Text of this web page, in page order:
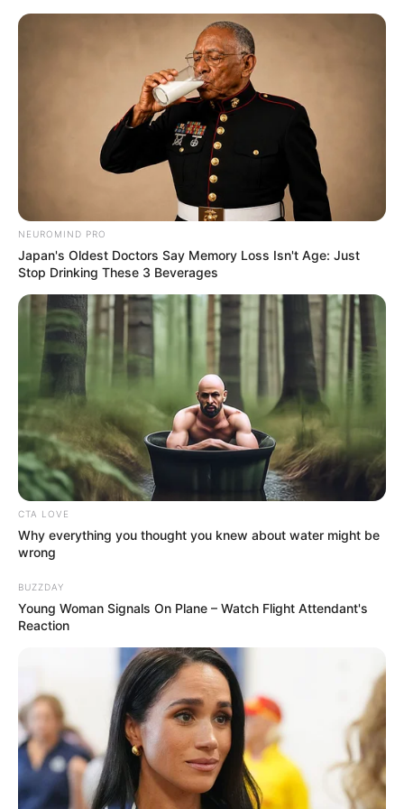
Lembrancinha Para o Dia dos Pais
– Chaveiro Gravatinha
NEUROMIND PRO
Japan's Oldest Doctors Say Memory Loss Isn't Age: Just
Stop Drinking These 3 Beverages
CTA LOVE
Why everything you thought you knew about water might be
wrong
BUZZDAY
Young Woman Signals On Plane – Watch Flight Attendant's
Reaction